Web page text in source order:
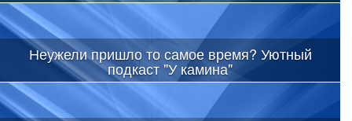
Неужели пришло то самое время? Уютный
подкаст "У камина"